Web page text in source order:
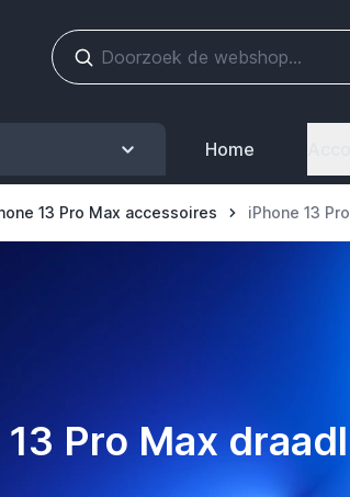
Home
13 Pro Max accessoires iPhone 13
Pro Max